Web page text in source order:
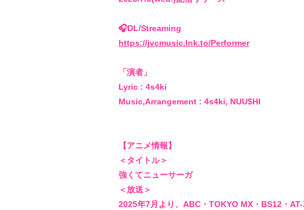
🎧DL/Streaming
https://jvcmusic.lnk.to/Performer
「演者」
Lyric : 4s4ki
Music,Arrangement : 4s4ki, NUU$HI
【アニメ情報】
＜タイトル＞
強くてニューサーガ
＜放送＞
2025年7月より、ABC・TOKYO MX・BS12・